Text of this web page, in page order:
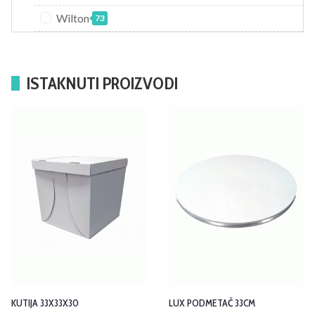
Wilton 73
ISTAKNUTI PROIZVODI
KUTIJA 33X33X30
LUX PODMETAČ 33CM